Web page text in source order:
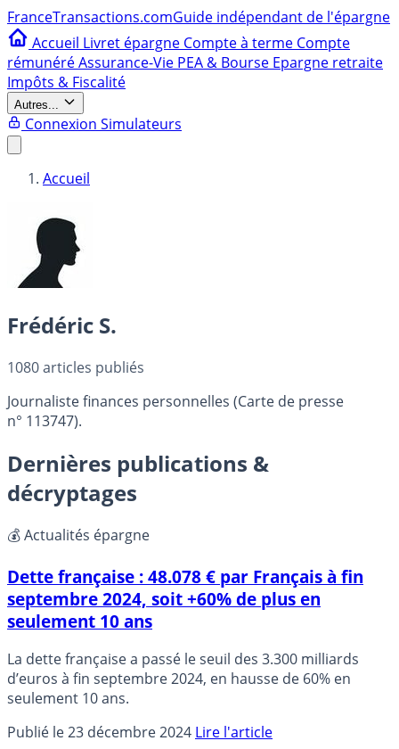
FranceTransactions.comGuide indépendant de l'épargne
Accueil Livret épargne Compte à terme Compte
rémunéréAssurance-Vie PEA & Bourse Epargne retraite
Impôts & Fiscalité
Autres...
Connexion Simulateurs
Accueil
Frédéric S.
1080articles publiés
Journaliste finances personnelles (Carte de presse
n° 113747).
Dernières publications &
décryptages
💰 Actualités épargne
Dette française : 48.078 € par Français à fin
septembre 2024, soit +60% de plus en
seulement 10 ans
La dette française a passé le seuil des 3.300 milliards
d’euros à fin septembre 2024, en hausse de 60% en
seulement 10 ans.
Publié le 23 décembre 2024 Lire l'article